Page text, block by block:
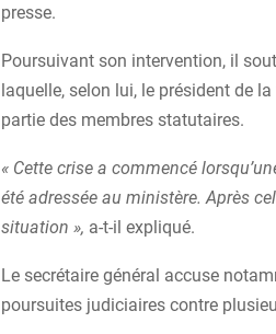
presse.
Poursuivant son intervention, il
laquelle, selon lui, le président de
partie des membres statutaires.
« Cette crise a commencé
été adressée au ministère. Après
situation », a-t-il expliqué.
Le secrétaire général accuse
poursuites judiciaires contre